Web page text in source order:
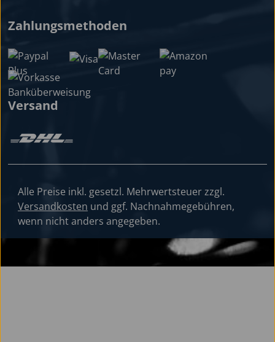
Zahlungsmethoden
Versand
Alle Preise inkl. gesetzl. Mehrwertsteuer zzgl.
Versandkosten und ggf. Nachnahmegebühren,
wenn nicht anders angegeben.